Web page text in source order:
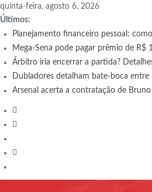
Skip
to
content
quinta-feira, agosto 6, 2026
Últimos:
Planejamento financeiro pessoal:
Mega-Sena pode pagar prêmio de
Árbitro iria encerrar a partida?
Dubladores detalham bate-boca
Arsenal acerta a contratação de